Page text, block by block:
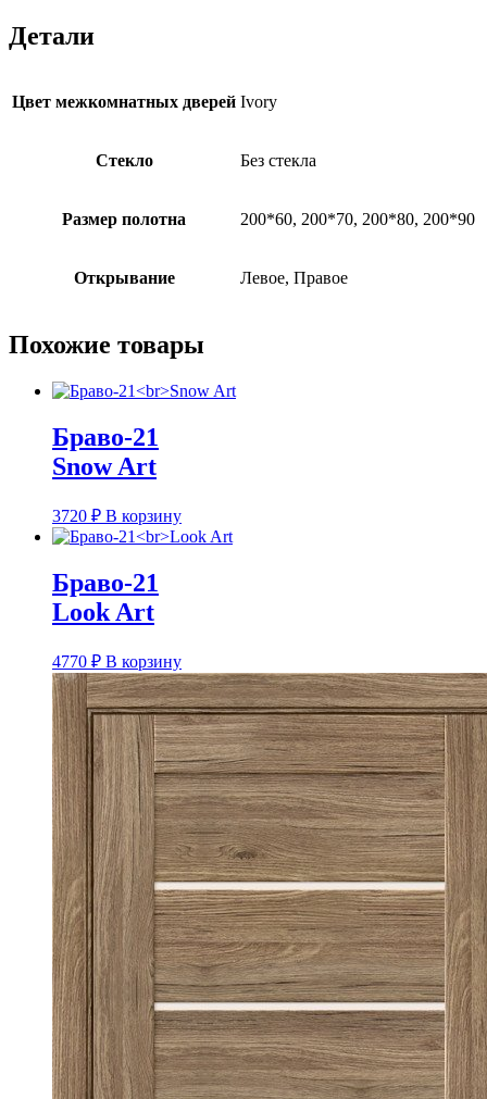
Детали
Цвет межкомнатных дверей Ivory
Стекло Без стекла
Размер полотна 200*60, 200*70, 200*80, 200*90
Открывание Левое, Правое
Похожие товары
Браво-21
Snow Art
3720 ₽ В корзину
Браво-21
Look Art
4770 ₽ В корзину